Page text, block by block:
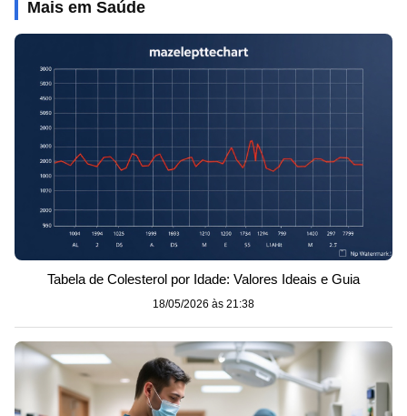
Mais em Saúde
Tabela de Colesterol por Idade: Valores Ideais e Guia
18/05/2026 às 21:38